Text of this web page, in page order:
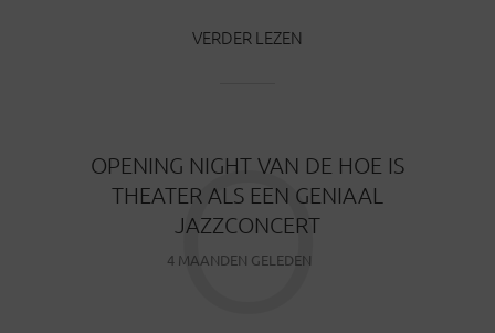
VERDER LEZEN
OPENING NIGHT VAN DE HOE IS
THEATER ALS EEN GENIAAL
JAZZCONCERT
4 MAANDEN GELEDEN
O